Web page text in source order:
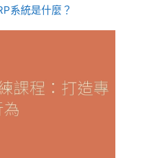
系統是什麼？